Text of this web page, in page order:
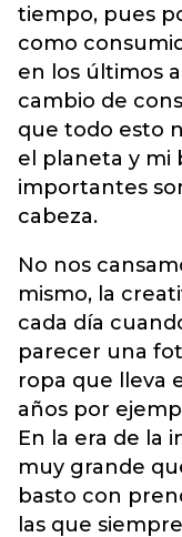
tiempo, pues
como
en los últimos
cambio de
que todo esto
el planeta y mi
importantes
cabeza.
No nos
mismo, la
cada día
parecer una
ropa que lleva
años por
En la era de la
muy grande
basto con
las que